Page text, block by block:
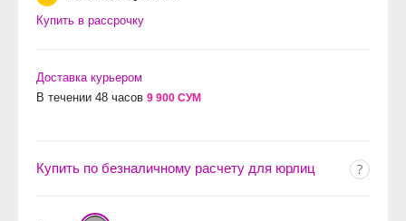
Купить в рассрочку
Доставка курьером
В течении 48 часов 9 900 СУМ
Купить по безналичному расчету для юрлиц